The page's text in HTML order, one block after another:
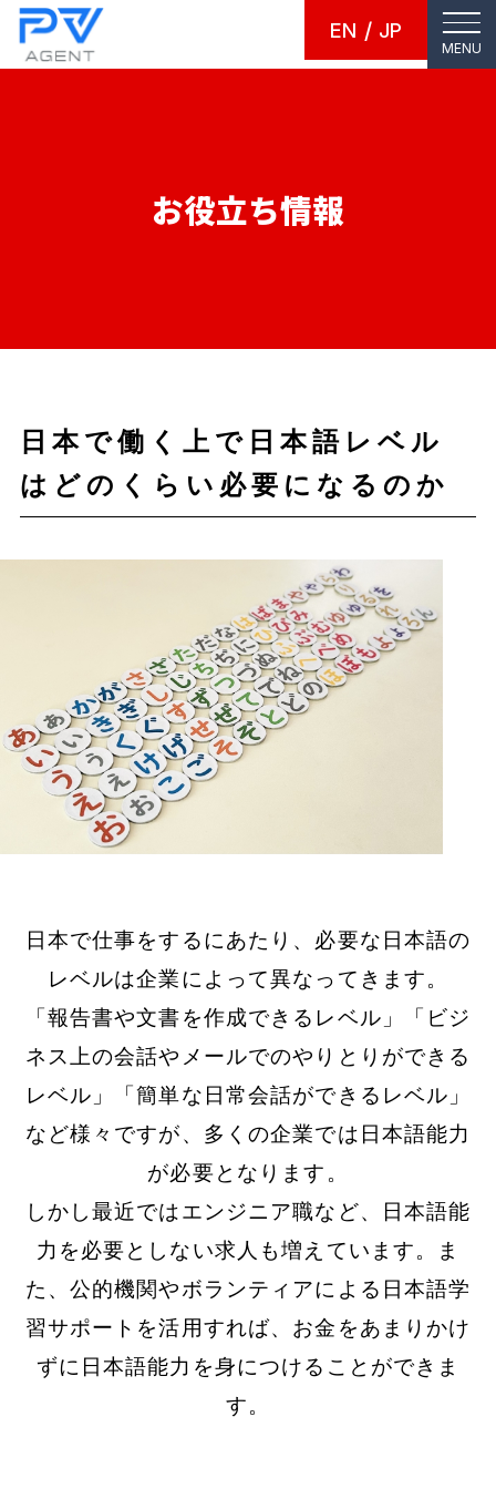
EN JP
MENU
お役立ち情報
日本で働く上で日本語レベル
はどのくらい必要になるのか
日本で仕事をするにあたり、必要な日本語の
レベルは企業によって異なってきます。
「報告書や文書を作成できるレベル」「ビジ
ネス上の会話やメールでのやりとりができる
レベル」「簡単な日常会話ができるレベル」
など様々ですが、多くの企業では日本語能力
が必要となります。
しかし最近ではエンジニア職など、日本語能
力を必要としない求人も増えています。ま
た、公的機関やボランティアによる日本語学
習サポートを活用すれば、お金をあまりかけ
ずに日本語能力を身につけることができま
す。